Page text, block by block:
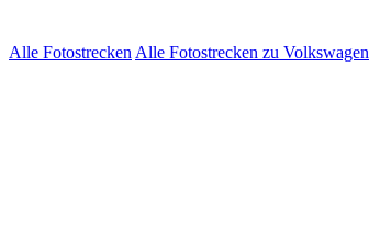
Alle Fotostrecken Alle Fotostrecken zu Volkswagen